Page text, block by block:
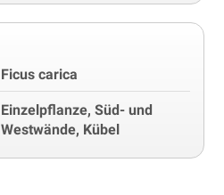
Ficus carica
Einzelpflanze, Süd- und
Westwände, Kübel